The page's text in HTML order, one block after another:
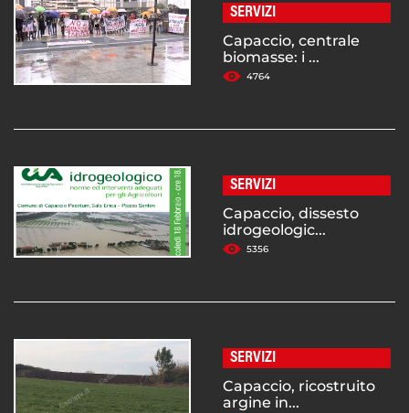
SERVIZI
Capaccio, centrale
biomasse: i ...
4764
SERVIZI
Capaccio, dissesto
idrogeologic...
5356
SERVIZI
Capaccio, ricostruito
argine in...